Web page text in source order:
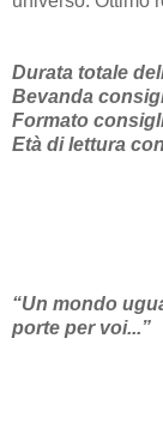
Durata totale
Bevanda
Formato
Età di lettura
“Un mondo
porte per voi...”